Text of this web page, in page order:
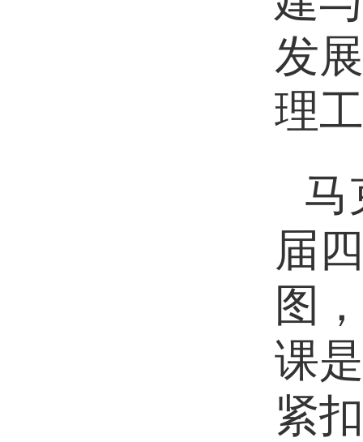
发
理
马
届
图
课
紧